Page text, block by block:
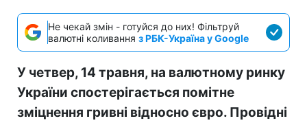
Не чекай змін - готуйся до них! Фільтруй
валютні коливання з РБК-Україна у Google
У четвер, 14 травня, на валютному ринку
України спостерігається помітне
зміцнення гривні відносно євро. Провідні